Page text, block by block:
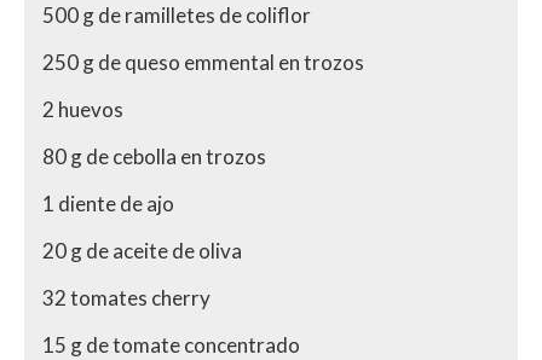
500 g de ramilletes de coliflor
250 g de queso emmental en trozos
2 huevos
80 g de cebolla en trozos
1 diente de ajo
20 g de aceite de oliva
32 tomates cherry
15 g de tomate concentrado